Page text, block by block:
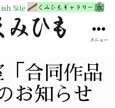
ひ
も
メニュー
Site
合同作品
お知らせ